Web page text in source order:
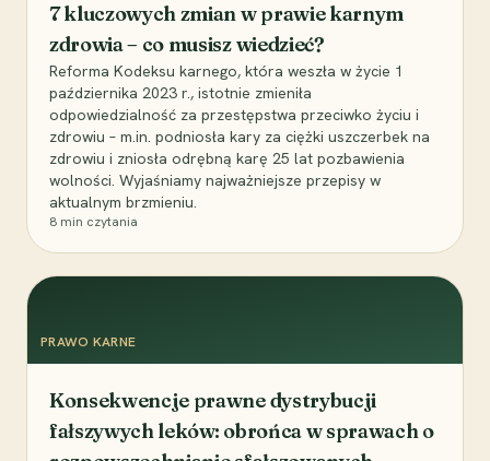
7 kluczowych zmian w prawie karnym
zdrowia – co musisz wiedzieć?
Reforma Kodeksu karnego, która weszła w życie 1
października 2023 r., istotnie zmieniła
odpowiedzialność za przestępstwa przeciwko życiu i
zdrowiu – m.in. podniosła kary za ciężki uszczerbek na
zdrowiu i zniosła odrębną karę 25 lat pozbawienia
wolności. Wyjaśniamy najważniejsze przepisy w
aktualnym brzmieniu.
8 min czytania
PRAWO KARNE
Konsekwencje prawne dystrybucji
fałszywych leków: obrońca w sprawach o